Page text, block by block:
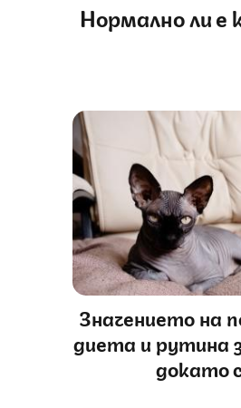
Нормално ли е
Значението на
диета и рутина
докато